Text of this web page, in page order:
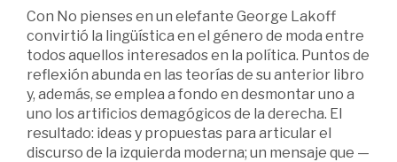
Con No pienses en un elefante George Lakoff
convirtió la lingüística en el género de moda entre
todos aquellos interesados en la política. Puntos de
reflexión abunda en las teorías de su anterior libro
y, además, se emplea a fondo en desmontar uno a
uno los artificios demagógicos de la derecha. El
resultado: ideas y propuestas para articular el
discurso de la izquierda moderna; un mensaje que —